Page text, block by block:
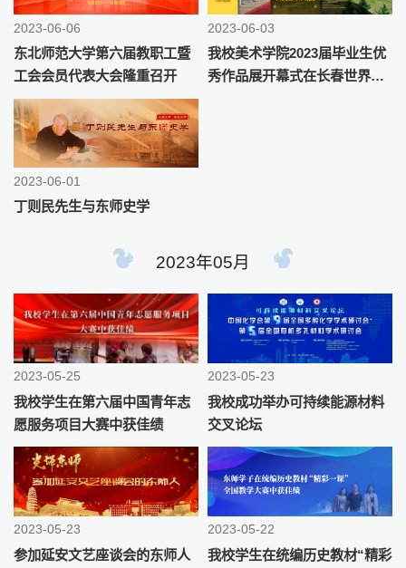
2023-06-06
东北师范大学第六届教职工暨
工会会员代表大会隆重召开
2023-06-03
我校美术学院2023届毕业生优
秀作品展开幕式在长春世界雕
2023-06-01
丁则民先生与东师史学
2023年05月
2023-05-25
我校学生在第六届中国青年志
愿服务项目大赛中获佳绩
2023-05-23
我校成功举办可持续能源材料
交叉论坛
2023-05-23
参加延安文艺座谈会的东师人
2023-05-22
我校学生在统编历史教材“精彩